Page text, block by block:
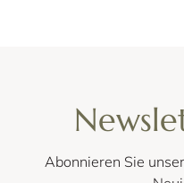
Abonnieren Sie